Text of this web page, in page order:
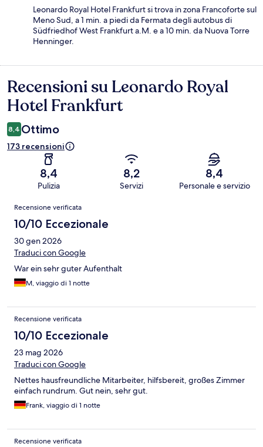
Leonardo Royal Hotel Frankfurt si trova in zona Francoforte sul
Meno Sud, a 1 min. a piedi da Fermata degli autobus di
Südfriedhof West Frankfurt a.M. e a 10 min. da Nuova Torre
Henninger.
Recensioni
Recensioni su Leonardo Royal
Hotel Frankfurt
8,4 Ottimo
173 recensioni
8,4
Pulizia
8,2
Servizi
8,4
Personale e servizio
Recensioni
Recensione verificata
10/10 Eccezionale
30 gen 2026
Traduci con Google
War ein sehr guter Aufenthalt
M, viaggio di 1 notte
Recensione verificata
10/10 Eccezionale
23 mag 2026
Traduci con Google
Nettes hausfreundliche Mitarbeiter, hilfsbereit, großes Zimmer
einfach rundrum. Gut nein, sehr gut.
Frank, viaggio di 1 notte
Recensione verificata